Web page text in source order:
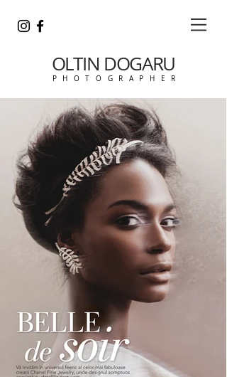
OLTIN DOGARU
P H O T O G R A P H E R